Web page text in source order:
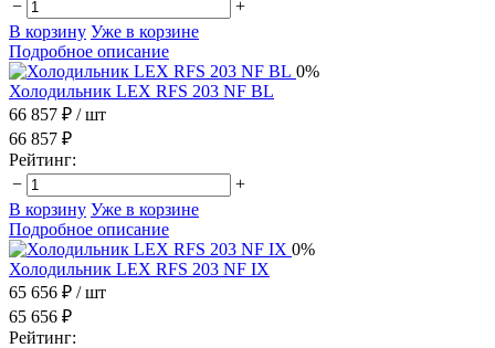
−
+
В корзину Уже в корзине
Подробное описание
0%
Холодильник LEX RFS 203 NF BL
66 857 ₽ / шт
66 857 ₽
Рейтинг:
−
+
В корзину Уже в корзине
Подробное описание
0%
Холодильник LEX RFS 203 NF IX
65 656 ₽ / шт
65 656 ₽
Рейтинг: